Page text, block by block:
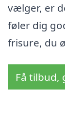
vælger, er
føler dig
frisure, du
Få tilbud,